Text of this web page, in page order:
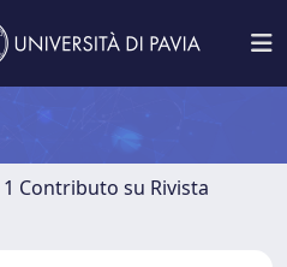
1 Contributo su Rivista